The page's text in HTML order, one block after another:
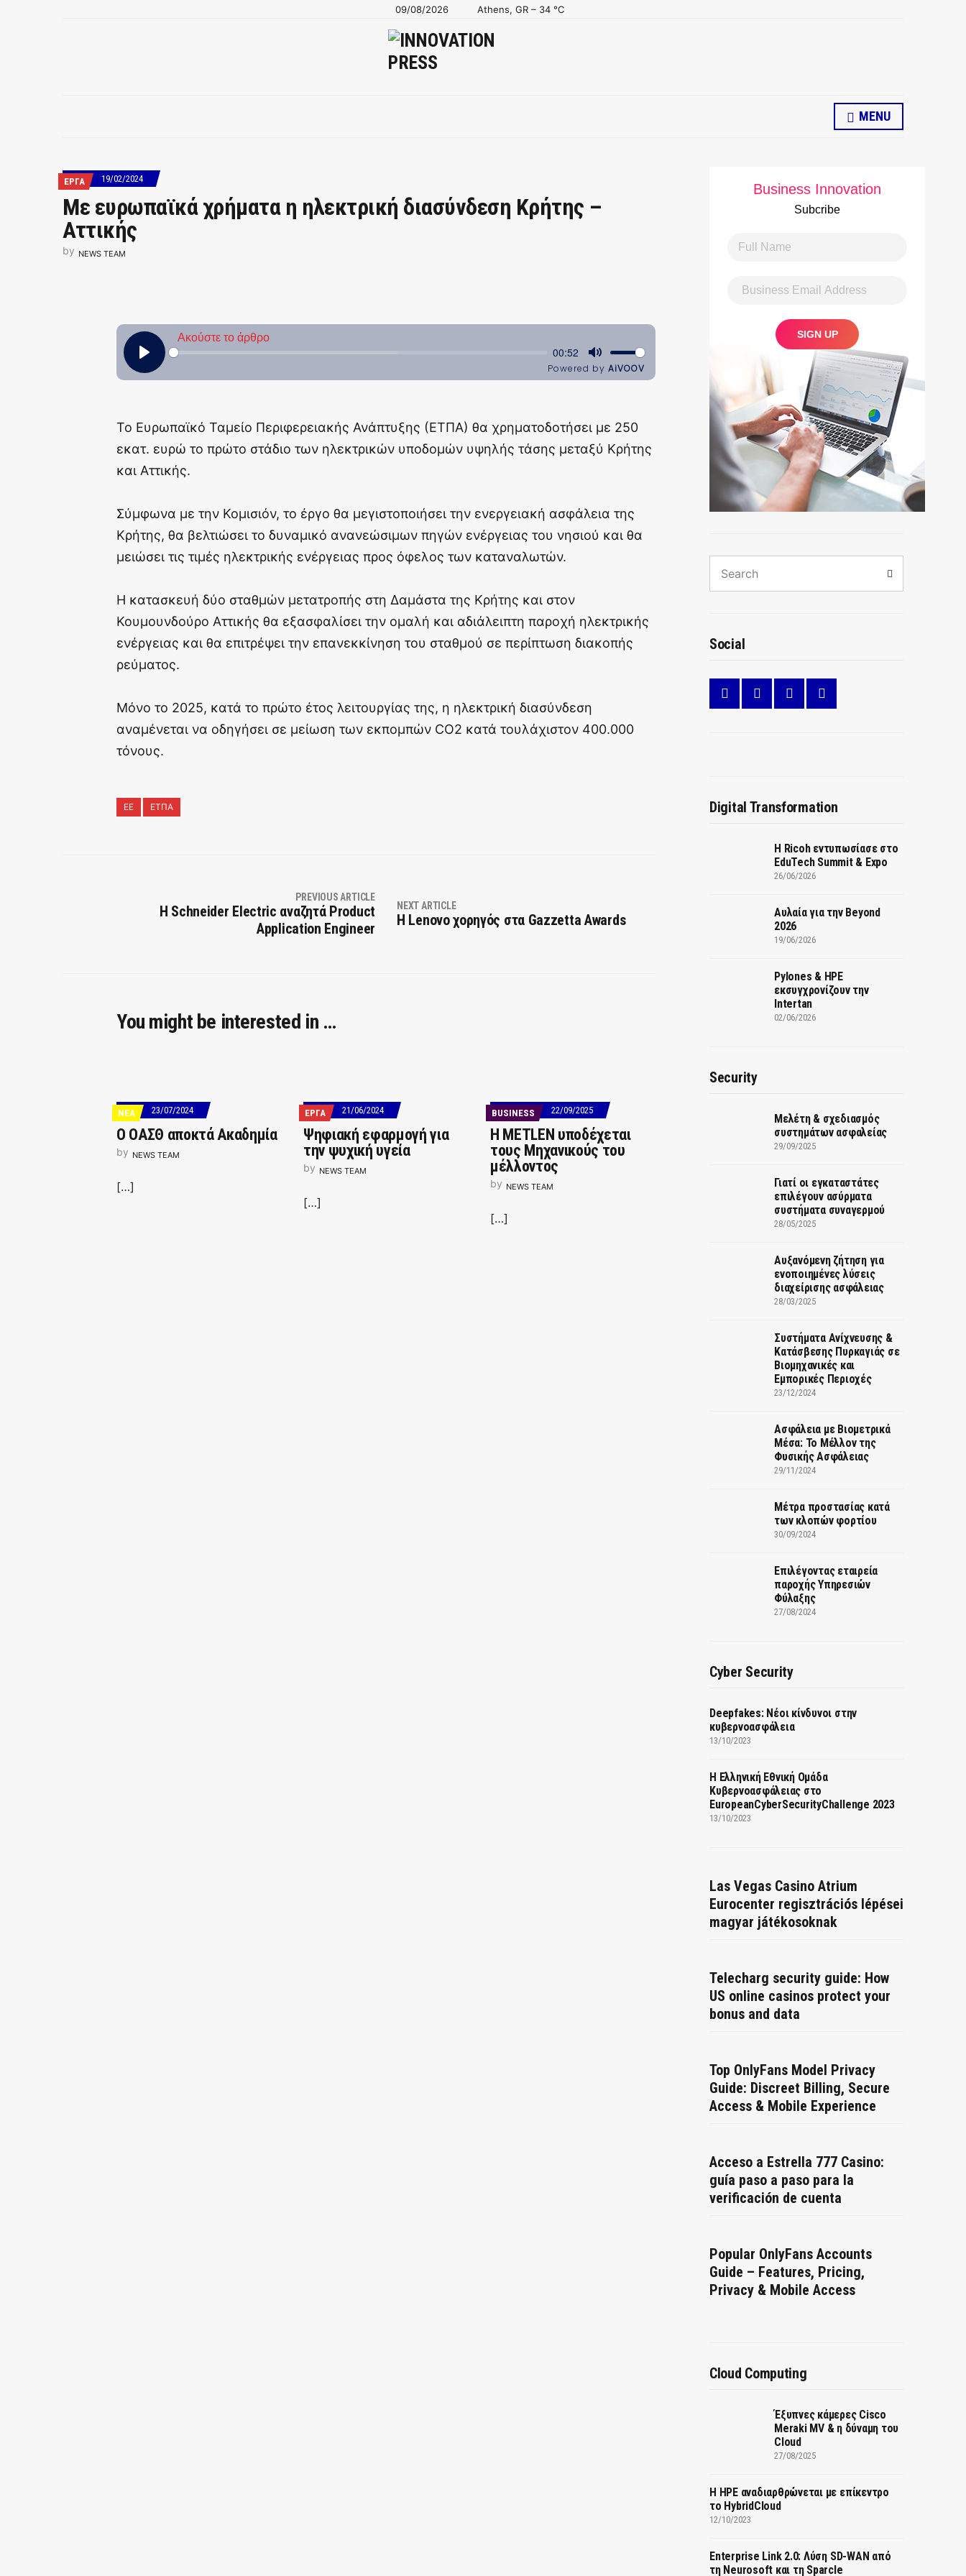
09/08/2026 Athens, GR – 34 C
MENU
ΕΡΓΑ 19/02/2024
Με ευρωπαϊκά χρήματα η ηλεκτρική διασύνδεση Κρήτης –
Αττικής
by NEWS TEAM
Το Ευρωπαϊκό Ταμείο Περιφερειακής Ανάπτυξης (ΕΤΠΑ) θα χρηματοδοτήσει με 250
εκατ. ευρώ το πρώτο στάδιο των ηλεκτρικών υποδομών υψηλής τάσης μεταξύ Κρήτης
και Αττικής.
Σύμφωνα με την Κομισιόν, το έργο θα μεγιστοποιήσει την ενεργειακή ασφάλεια της
Κρήτης, θα βελτιώσει το δυναμικό ανανεώσιμων πηγών ενέργειας του νησιού και θα
μειώσει τις τιμές ηλεκτρικής ενέργειας προς όφελος των καταναλωτών.
Η κατασκευή δύο σταθμών μετατροπής στη Δαμάστα της Κρήτης και στον
Κουμουνδούρο Αττικής θα εξασφαλίσει την ομαλή και αδιάλειπτη παροχή ηλεκτρικής
ενέργειας και θα επιτρέψει την επανεκκίνηση του σταθμού σε περίπτωση διακοπής
ρεύματος.
Μόνο το 2025, κατά το πρώτο έτος λειτουργίας της, η ηλεκτρική διασύνδεση
αναμένεται να οδηγήσει σε μείωση των εκπομπών CO2 κατά τουλάχιστον 400.000
τόνους.
ΕΕ ΕΤΠΑ
PREVIOUS ARTICLE
H Schneider Electric αναζητά Product
Application Engineer
NEXT ARTICLE
H Lenovo χορηγός στα Gazzetta Awards
You might be interested in …
ΝΕΑ 23/07/2024
Ο ΟΑΣΘ αποκτά Ακαδημία
by NEWS TEAM
[…]
ΕΡΓΑ 21/06/2024
Ψηφιακή εφαρμογή για
την ψυχική υγεία
by NEWS TEAM
[…]
BUSINESS 22/09/2025
Η METLEN υποδέχεται
τους Μηχανικούς του
μέλλοντος
by NEWS TEAM
[…]
Business Innovation
Subcribe
for:
Social
Digital Transformation
Η Ricoh εντυπωσίασε στο
EduTech Summit & Expo
26/06/2026
Αυλαία για την Beyond
2026
19/06/2026
Pylones & HPE
εκσυγχρονίζουν την
Intertan
02/06/2026
Security
Μελέτη & σχεδιασμός
συστημάτων ασφαλείας
29/09/2025
Γιατί οι εγκαταστάτες
επιλέγουν ασύρματα
συστήματα συναγερμού
28/05/2025
Αυξανόμενη ζήτηση για
ενοποιημένες λύσεις
διαχείρισης ασφάλειας
28/03/2025
Συστήματα Ανίχνευσης &
Κατάσβεσης Πυρκαγιάς σε
Βιομηχανικές και
Εμπορικές Περιοχές
23/12/2024
Ασφάλεια με Βιομετρικά
Μέσα: Το Μέλλον της
Φυσικής Ασφάλειας
29/11/2024
Μέτρα προστασίας κατά
των κλοπών φορτίου
30/09/2024
Επιλέγοντας εταιρεία
παροχής Υπηρεσιών
Φύλαξης
27/08/2024
Cyber Security
Deepfakes: Νέοι κίνδυνοι στην
κυβερνοασφάλεια
13/10/2023
Η Ελληνική Εθνική Ομάδα
Κυβερνοασφάλειας στο
EuropeanCyberSecurityChallenge 2023
13/10/2023
Las Vegas Casino Atrium
Eurocenter regisztrációs lépései
magyar játékosoknak
Telecharg security guide: How
US online casinos protect your
bonus and data
Top OnlyFans Model Privacy
Guide: Discreet Billing, Secure
Access & Mobile Experience
Acceso a Estrella 777 Casino:
guía paso a paso para la
verificación de cuenta
Popular OnlyFans Accounts
Guide – Features, Pricing,
Privacy & Mobile Access
Cloud Computing
Έξυπνες κάμερες Cisco
Meraki MV & η δύναμη του
Cloud
27/08/2025
H HPE αναδιαρθρώνεται με επίκεντρο
το HybridCloud
12/10/2023
Enterprise Link 2.0: Λύση SD-WAN από
τη Neurosoft και τη Sparcle